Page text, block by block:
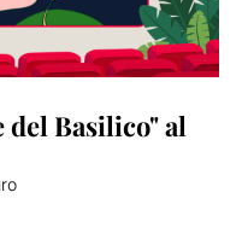
del Basilico" al